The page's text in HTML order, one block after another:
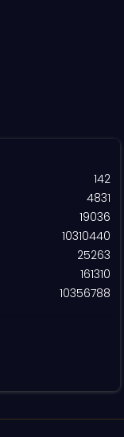
142
4831
19036
10310440
25263
161310
10356788